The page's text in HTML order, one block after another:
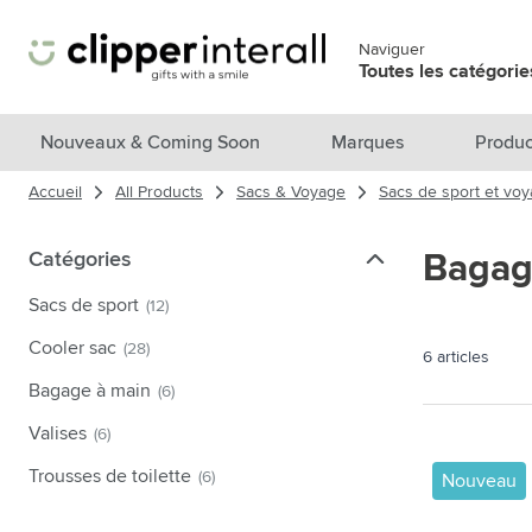
Passer le menu
Naviguer
Toutes les
Voir tous les produits
Nouveautés & En vedette
Marques
Afficher le sous-menu pour la
Thèmes
Accessoires boissons
Sacs & Voyage
Cuisiner & Vivre
Afficher le sous-menu pour la
Produits de soin
Afficher le sous-menu pour la
Nouveaux & Coming Soon Marques
Accueil All Products Sacs & Voyage Sacs de sport et
Catégories
Catégories
Sacs de sport (12)
Cooler sac (28)
Bagage à main (6)
Valises (6)
Trousses de toilette (6)
6 articles
Nouveau